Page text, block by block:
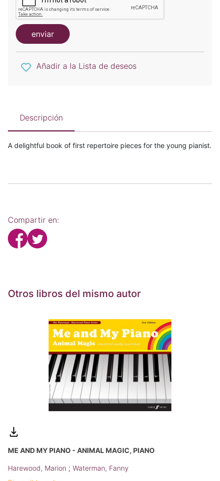
enviar
Añadir a la Lista de deseos
Descripción
A delightful book of first repertoire pieces for the young pianist.
Compartir en:
Otros libros del mismo autor
ME AND MY PIANO - ANIMAL MAGIC, PIANO
Harewood, Marion ; Waterman, Fanny